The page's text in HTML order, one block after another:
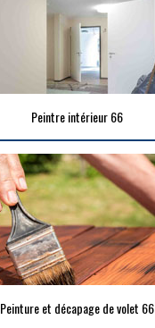
Peintre intérieur 66
Peinture et décapage de volet 66